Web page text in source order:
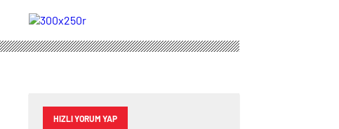
(Muhtemel 11'ler)
HIZLI YORUM YAP